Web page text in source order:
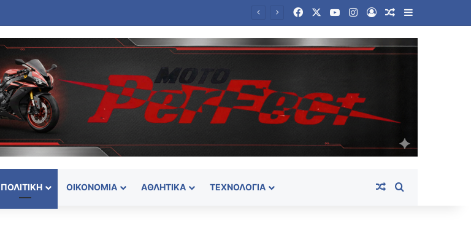
FacebookYouTubeInstagram
Log InRandom Article
Sidebar
ΠΟΛΙΤΙΚΉ ΟΙΚΟΝΟΜΊΑ ΑΘΛΗΤΙΚΆ ΤΕΧΝΟΛΟΓΊΑ Random Article